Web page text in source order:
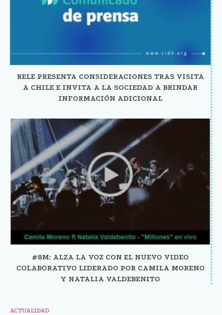
RELE PRESENTA CONSIDERACIONES TRAS VISITA
A CHILE E INVITA A LA SOCIEDAD A BRINDAR
INFORMACIÓN ADICIONAL
#8M: ALZA LA VOZ CON EL NUEVO VIDEO
COLABORATIVO LIDERADO POR CAMILA MORENO
Y NATALIA VALDEBENITO
ACTUALIDAD